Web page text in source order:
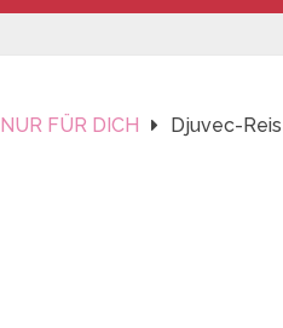
NUR FÜR DICH Djuvec-